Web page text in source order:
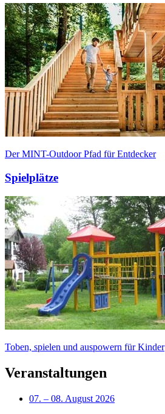
Der MINT-Outdoor Pfad für Entdecker
Spielplätze
Toben, spielen und auspowern für Kinder
Veranstaltungen
07. – 08. August 2026